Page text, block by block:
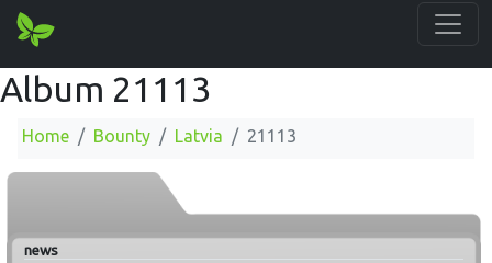
Album 21113
Home Bounty Latvia 21113
news